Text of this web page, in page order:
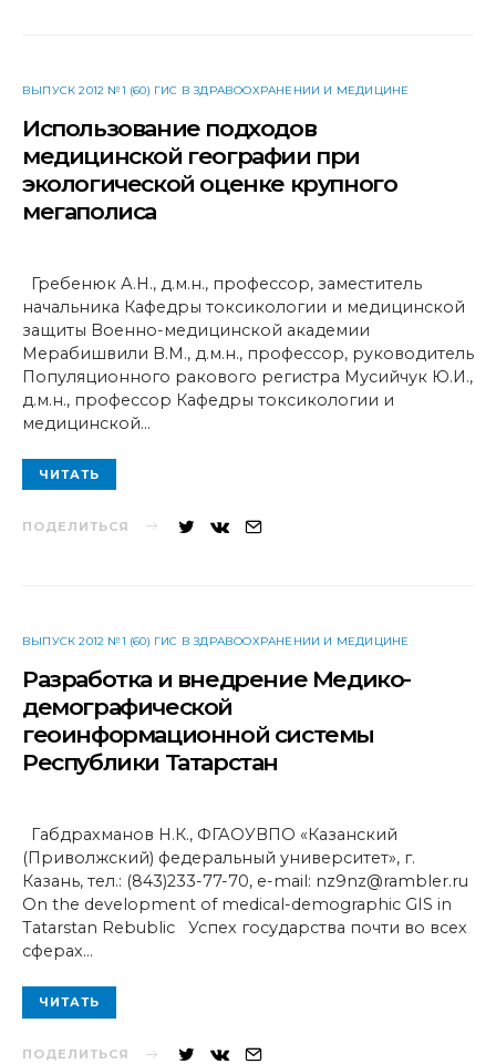
ВЫПУСК 2012 №1 (60) ГИС В ЗДРАВООХРАНЕНИИ И МЕДИЦИНЕ
Использование подходов
медицинской географии при
экологической оценке крупного
мегаполиса
Гребенюк А.Н., д.м.н., профессор, заместитель
начальника Кафедры токсикологии и медицинской
защиты Военно-медицинской академии
Мерабишвили В.М., д.м.н., профессор, руководитель
Популяционного ракового регистра Мусийчук Ю.И.,
д.м.н., профессор Кафедры токсикологии и
медицинской…
ЧИТАТЬ
ПОДЕЛИТЬСЯ
ВЫПУСК 2012 №1 (60) ГИС В ЗДРАВООХРАНЕНИИ И МЕДИЦИНЕ
Разработка и внедрение Медико-
демографической
геоинформационной системы
Республики Татарстан
Габдрахманов Н.К., ФГАОУВПО «Казанский
(Приволжский) федеральный университет», г.
Казань, тел.: (843)233-77-70, e-mail: nz9nz@rambler.ru
On the development of medical-demographic GIS in
Tatarstan Rebublic Успех государства почти во всех
сферах…
ЧИТАТЬ
ПОДЕЛИТЬСЯ